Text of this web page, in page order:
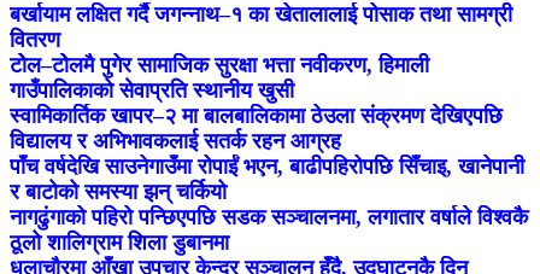
बर्खायाम लक्षित गर्दै जगन्नाथ–१ का खेतालालाई पोसाक तथा सामग्री
वितरण
टोेल–टोेलमै पुगेर सामाजिक सुरक्षा भत्ता नवीकरण, हिमाली
गाउँपालिकाको सेवाप्रति स्थानीय खुसी
स्वामिकार्तिक खापर–२ मा बालबालिकामा ठेउला संक्रमण देखिएपछि
विद्यालय र अभिभावकलाई सतर्क रहन आग्रह
पाँच वर्षदेखि साउनेगाउँमा रोपाईं भएन, बाढीपहिरोपछि सिँचाइ, खानेपानी
र बाटोको समस्या झन् चर्कियो
नागढुंगाको पहिरो पन्छिएपछि सडक सञ्चालनमा, लगातार वर्षाले विश्वकै
ठूलो शालिग्राम शिला डुबानमा
धुलाचौरमा आँखा उपचार केन्द्र सञ्चालन हुँदै, उद्घाटनकै दिन